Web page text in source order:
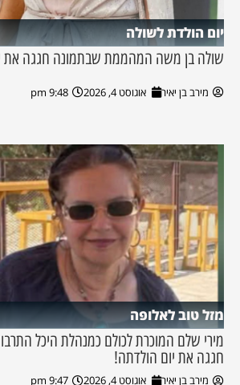
יום הולדת לשולה
שולה בן משה המהממת שבתמונה חגגה את
מירב בן יאיר אוגוסט 4, 2026 9:48 pm
מזל טוב לאלופה
מירי שלם המוכרת לכולם כמנהלת היכל
חגגה את יום הולדתה!
מירב בן יאיר אוגוסט 4, 2026 9:47 pm